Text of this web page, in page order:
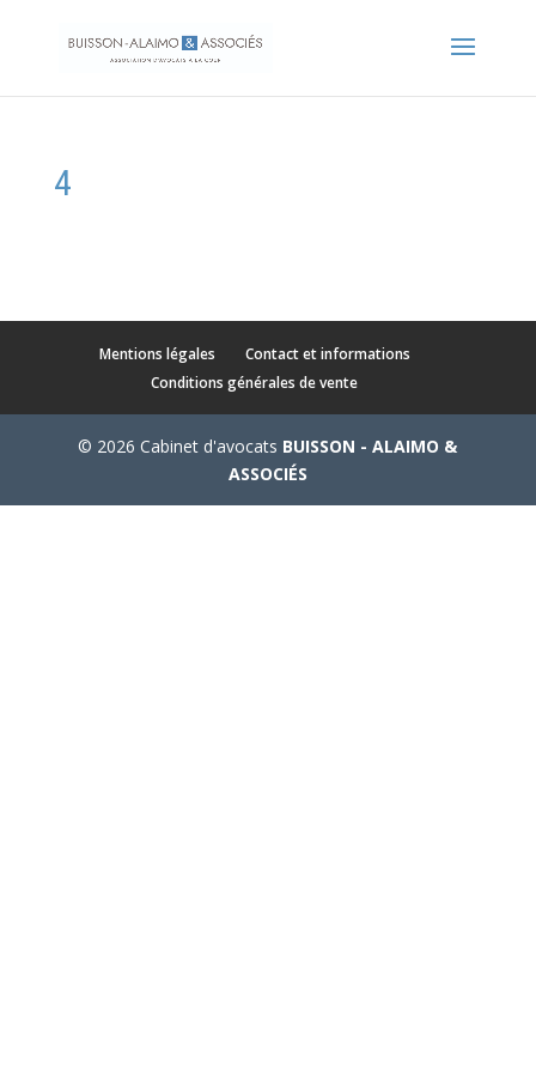
4
Mentions légales
Contact et informations
Conditions générales de vente
© 2026 Cabinet d'avocats BUISSON - ALAIMO &
ASSOCIÉS